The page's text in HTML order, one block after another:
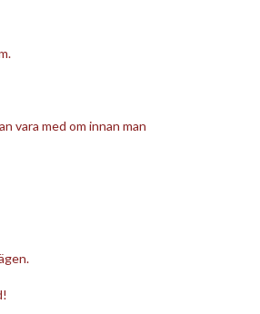
vara med om innan man